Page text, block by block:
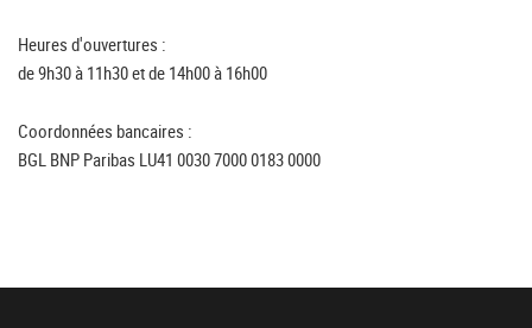
Heures d'ouvertures :
de 9h30 à 11h30 et de 14h00 à 16h00
Coordonnées bancaires :
BGL BNP Paribas LU41 0030 7000 0183 0000